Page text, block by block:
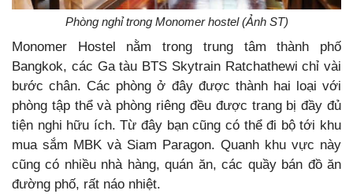
Phòng nghỉ trong Monomer hostel (Ảnh ST)
Monomer Hostel nằm trong trung tâm thành phố
Bangkok, các Ga tàu BTS Skytrain Ratchathewi chỉ vài
bước chân. Các phòng ở đây được thành hai loại với
phòng tập thể và phòng riêng đều được trang bị đầy đủ
tiện nghi hữu ích. Từ đây bạn cũng có thể đi bộ tới khu
mua sắm MBK và Siam Paragon. Quanh khu vực này
cũng có nhiều nhà hàng, quán ăn, các quầy bán đồ ăn
đường phố, rất náo nhiệt.